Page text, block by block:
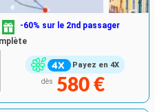
Payez en 4X
-60% sur le 2nd passager
dès 580 €